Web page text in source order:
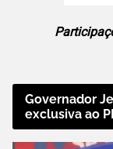
Governador
exclusiva ao